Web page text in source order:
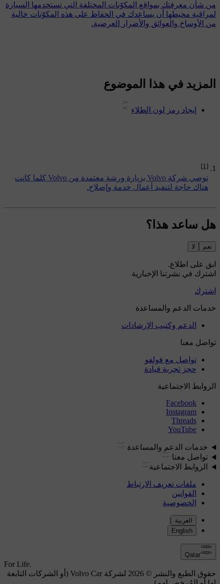
[1]
توصي شركة Volvo بزيارة ورشة معتمدة من Volvo كلما كانت
هناك حاجة لتنفيذ أعمال خدمة وإصلاح.
من شأن معرفتك بمواقع المكوّنات المختلفة التي تستخدمها السيارة
لمراقبة محيطها أن يساعدك في الحفاظ على هذه المكوّنات خالية
من الأوساخ والعوائق والأضرار العرضية.
المزيد في هذا الموضوع
إيجاد رمز لون الطلاء
هل ساعد هذا؟
نعم لا